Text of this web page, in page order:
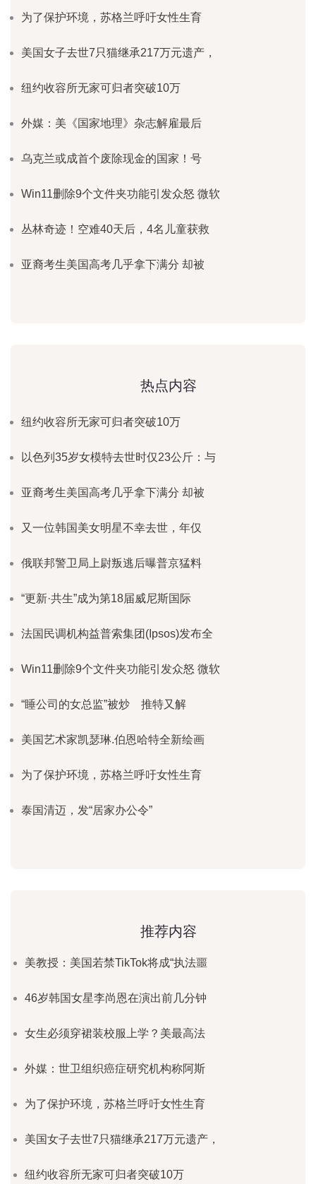
为了保护环境，苏格兰呼吁女性生育
美国女子去世7只猫继承217万元遗产，
纽约收容所无家可归者突破10万
外媒：美《国家地理》杂志解雇最后
乌克兰或成首个废除现金的国家！号
Win11删除9个文件夹功能引发众怒 微软
丛林奇迹！空难40天后，4名儿童获救
亚裔考生美国高考几乎拿下满分 却被
热点内容
纽约收容所无家可归者突破10万
以色列35岁女模特去世时仅23公斤：与
亚裔考生美国高考几乎拿下满分 却被
又一位韩国美女明星不幸去世，年仅
俄联邦警卫局上尉叛逃后曝普京猛料
“更新·共生”成为第18届威尼斯国际
法国民调机构益普索集团(Ipsos)发布全
Win11删除9个文件夹功能引发众怒 微软
“睡公司的女总监”被炒 推特又解
美国艺术家凯瑟琳.伯恩哈特全新绘画
为了保护环境，苏格兰呼吁女性生育
泰国清迈，发“居家办公令”
推荐内容
美教授：美国若禁TikTok将成“执法噩
46岁韩国女星李尚恩在演出前几分钟
女生必须穿裙装校服上学？美最高法
外媒：世卫组织癌症研究机构称阿斯
为了保护环境，苏格兰呼吁女性生育
美国女子去世7只猫继承217万元遗产，
纽约收容所无家可归者突破10万